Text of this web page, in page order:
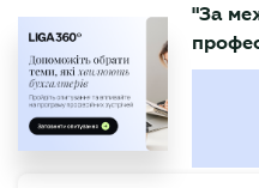
БУХГАЛТЕР
"За